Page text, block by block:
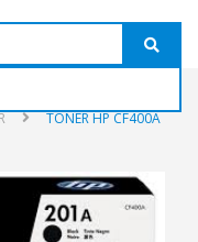
TONER HP CF400A